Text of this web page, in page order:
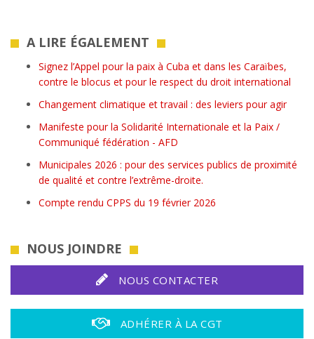
A LIRE ÉGALEMENT
Signez l’Appel pour la paix à Cuba et dans les Caraïbes,
contre le blocus et pour le respect du droit international
Changement climatique et travail : des leviers pour agir
Manifeste pour la Solidarité Internationale et la Paix /
Communiqué fédération - AFD
Municipales 2026 : pour des services publics de proximité
de qualité et contre l’extrême-droite.
Compte rendu CPPS du 19 février 2026
NOUS JOINDRE
NOUS CONTACTER
ADHÉRER À LA CGT